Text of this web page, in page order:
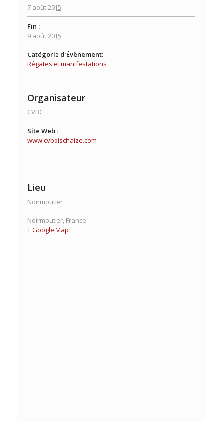
7 août 2015
Fin :
9 août 2015
Catégorie d’Évènement:
Régates et manifestations
Organisateur
CVBC
Site Web :
www.cvboischaize.com
Lieu
Noirmoutier
Noirmoutier, France
+ Google Map